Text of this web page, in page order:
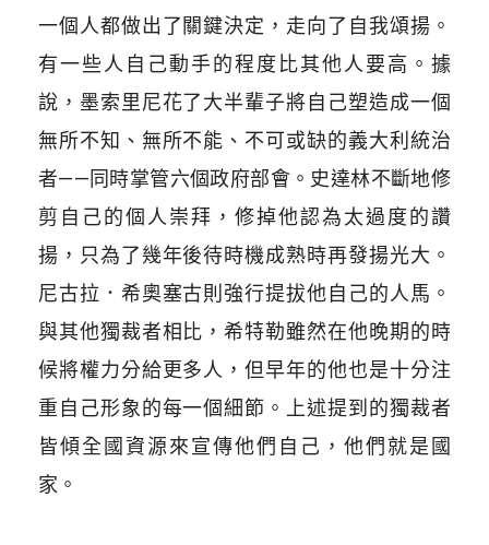
一個人都做出了關鍵決定，走向了自我頌揚。
有一些人自己動手的程度比其他人要高。據
說，墨索里尼花了大半輩子將自己塑造成一個
無所不知、無所不能、不可或缺的義大利統治
者——同時掌管六個政府部會。史達林不斷地修
剪自己的個人崇拜，修掉他認為太過度的讚
揚，只為了幾年後待時機成熟時再發揚光大。
尼古拉．希奧塞古則強行提拔他自己的人馬。
與其他獨裁者相比，希特勒雖然在他晚期的時
候將權力分給更多人，但早年的他也是十分注
重自己形象的每一個細節。上述提到的獨裁者
皆傾全國資源來宣傳他們自己，他們就是國
家。